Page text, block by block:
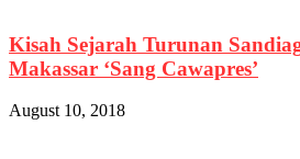
Kisah Sejarah Turunan
Makassar ‘Sang Cawapres’
August 10, 2018